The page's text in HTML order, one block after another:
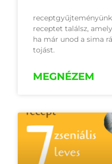
receptet találsz,
ha már unod a sima
tojást.
MEGNÉZEM